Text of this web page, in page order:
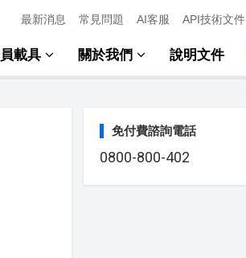
最新消息 常見問題 AI客服 API技術文件
載具 關於我們 說明文件
免付費諮詢電話
0800-800-402